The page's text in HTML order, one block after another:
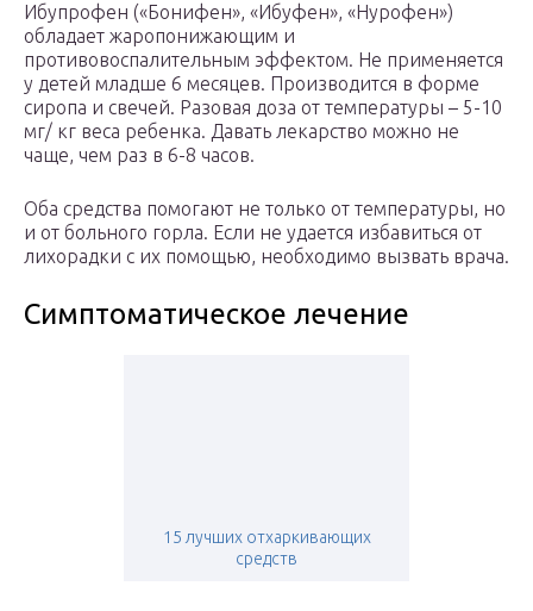
Ибупрофен («Бонифен», «Ибуфен», «Нурофен»)
обладает жаропонижающим и
противовоспалительным эффектом. Не применяется
у детей младше 6 месяцев. Производится в форме
сиропа и свечей. Разовая доза от температуры – 5-10
мг/ кг веса ребенка. Давать лекарство можно не
чаще, чем раз в 6-8 часов.
Оба средства помогают не только от температуры, но
и от больного горла. Если не удается избавиться от
лихорадки с их помощью, необходимо вызвать врача.
Симптоматическое лечение
15 лучших отхаркивающих
средств